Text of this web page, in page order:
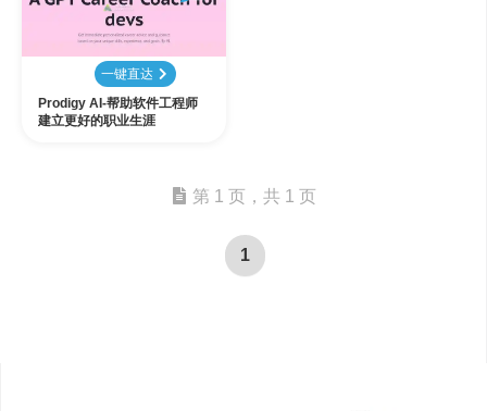
一键直达
Prodigy AI-帮助软件工程师
建立更好的职业生涯
第 1 页，共 1 页
1